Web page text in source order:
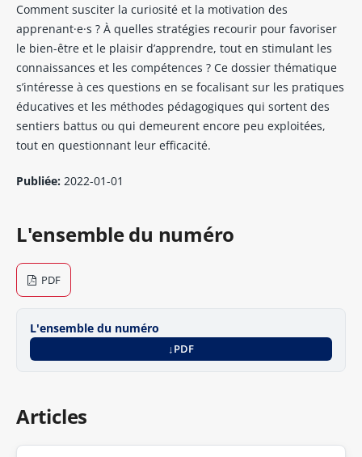
Comment susciter la curiosité et la motivation des
apprenant·e·s ? À quelles stratégies recourir pour favoriser
le bien-être et le plaisir d’apprendre, tout en stimulant les
connaissances et les compétences ? Ce dossier thématique
s’intéresse à ces questions en se focalisant sur les pratiques
éducatives et les méthodes pédagogiques qui sortent des
sentiers battus ou qui demeurent encore peu exploitées,
tout en questionnant leur efficacité.
Publiée: 2022-01-01
L'ensemble du numéro
PDF
L'ensemble du numéro
PDF
Articles